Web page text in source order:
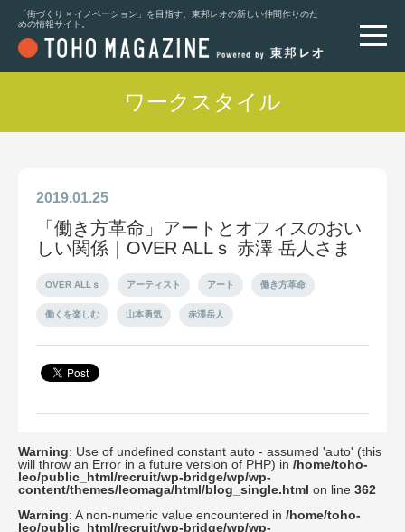
「街づくり × イノベーション」を目指す、東邦レオの新しい仲間作りのた
めの情報サイト。
ワークスタイル
2019.01.25
「働き方革命」アートとオフィスのおい
しい関係｜OVER ALLｓ 赤澤 岳人さま
OVER ALLｓ アーティスト アート 働き方革命
働くを楽しむ 山本勇気 赤澤岳人
Warning: Use of undefined constant auto - assumed 'auto' (this
will throw an Error in a future version of PHP) in /home/toho-
leo/public_html/recruit/wp-bridge/wp/wp-
content/themes/leomaga/html/blog_single.html on line 362
Warning: A non-numeric value encountered in /home/toho-
leo/public_html/recruit/wp-bridge/wp/wp-